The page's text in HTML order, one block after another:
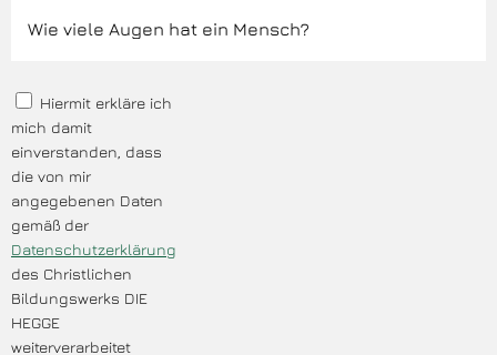
Hiermit erkläre ich
mich damit
einverstanden, dass
die von mir
angegebenen Daten
gemäß der
Datenschutzerklärung
des Christlichen
Bildungswerks DIE
HEGGE
weiterverarbeitet